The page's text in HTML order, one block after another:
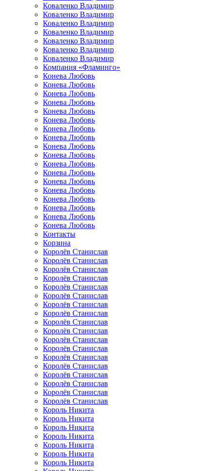
Коваленко Владимир
Коваленко Владимир
Коваленко Владимир
Коваленко Владимир
Коваленко Владимир
Коваленко Владимир
Коваленко Владимир
Компания «Фламинго»
Конева Любовь
Конева Любовь
Конева Любовь
Конева Любовь
Конева Любовь
Конева Любовь
Конева Любовь
Конева Любовь
Конева Любовь
Конева Любовь
Конева Любовь
Конева Любовь
Конева Любовь
Конева Любовь
Конева Любовь
Конева Любовь
Конева Любовь
Конева Любовь
Контакты
Корзина
Королёв Станислав
Королёв Станислав
Королёв Станислав
Королёв Станислав
Королёв Станислав
Королёв Станислав
Королёв Станислав
Королёв Станислав
Королёв Станислав
Королёв Станислав
Королёв Станислав
Королёв Станислав
Королёв Станислав
Королёв Станислав
Королёв Станислав
Королёв Станислав
Королёв Станислав
Королёв Станислав
Король Никита
Король Никита
Король Никита
Король Никита
Король Никита
Король Никита
Король Никита